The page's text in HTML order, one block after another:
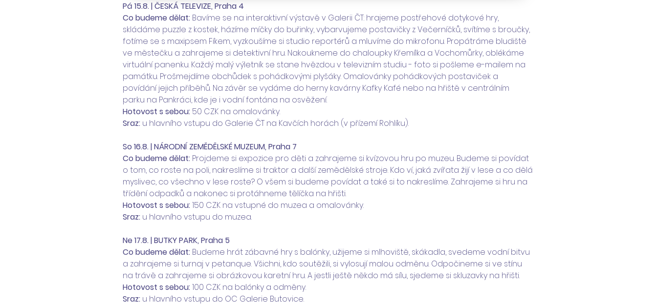
Pá 15.8. | ČESKÁ TELEVIZE, Praha 4
Co budeme dělat: Bavíme se na interaktivní výstavě v Galerii ČT: hrajeme postřehové dotykové hry,
skládáme puzzle z kostek, házíme míčky do buřinky, vybarvujeme postavičky z Večerníčků, svítíme s broučky,
fotíme se s maxipsem Fíkem, vyzkoušíme si studio reportérů a mluvíme do mikrofonu. Propátráme bludiště
ve městečku a zahrajeme si detektivní hru. Nakoukneme do chaloupky Křemílka a Vochomůrky, oblékáme
virtuální panenku. Každý malý výletník se stane hvězdou v televizním studiu - foto si pošleme e-mailem na
památku. Prošmejdíme obchůdek s pohádkovými plyšáky. Omalovánky pohádkových postaviček a
povídání jejich příběhů. Na závěr se vydáme do herny kavárny Kafky Kafé nebo na hřiště v centrálním
parku na Pankráci, kde je i vodní fontána na osvěžení.
Hotovost s sebou: 50 CZK na omalovánky.
Sraz: u hlavního vstupu do Galerie ČT na Kavčích horách (v přízemí Rohlíku).
So 16.8. | NÁRODNÍ ZEMĚDĚLSKÉ MUZEUM, Praha 7
Co budeme dělat: Projdeme si expozice pro děti a zahrajeme si kvízovou hru po muzeu. Budeme si povídat
o tom, co roste na poli, nakreslíme si traktor a další zemědělské stroje. Kdo ví, jaká zvířata žijí v lese a co dělá
myslivec, co všechno v lese roste? O všem si budeme povídat a také si to nakreslíme. Zahrajeme si hru na
třídění odpadků a nakonec si protáhneme tělíčka na hřišti.
Hotovost s sebou: 150 CZK na vstupné do muzea a omalovánky.
Sraz: u hlavního vstupu do muzea.
Ne 17.8. | BUTKY PARK, Praha 5
Co budeme dělat: Budeme hrát zábavné hry s balónky, užijeme si mlhoviště, skákadla, svedeme vodní bitvu
a zahrajeme si turnaj v petanque. Všichni, kdo soutěžili, si vylosují malou odměnu. Odpočineme si ve stínu
na trávě a zahrajeme si obrázkovou karetní hru. A jestli ještě někdo má sílu, sjedeme si skluzavky na hřišti.
Hotovost s sebou: 100 CZK na balónky a odměny.
Sraz: u hlavního vstupu do OC Galerie Butovice.